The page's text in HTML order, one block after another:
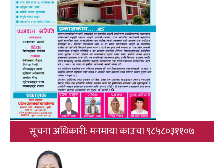
सूचना अधिकारी: मनमाया काउचा ९८५८०३११०७